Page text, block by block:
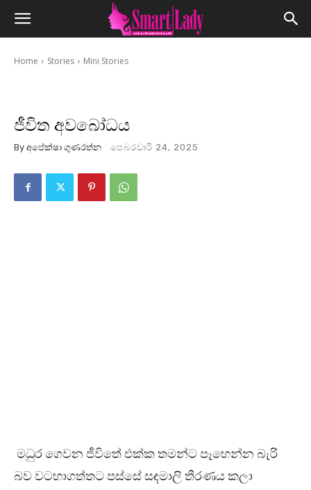
Home Stories Mini Stories
ජීවිත අවබෝධය
By අපේක්ෂා ගුණරත්න පෙබරවාරි 24, 2025
මධුර ගෙවන ජීවිතේ එක්ක තමන්ට පෑහෙන්න බැරි
බව වටහාගත්තට පස්සේ සඳමාලි තීරණය කලා